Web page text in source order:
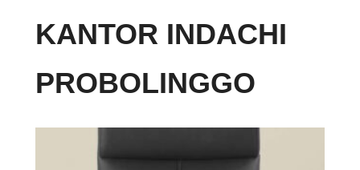
KANTOR INDACHI
PROBOLINGGO